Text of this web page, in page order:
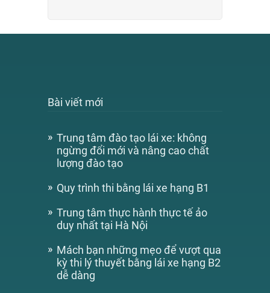
Bài viết mới
Trung tâm đào tạo lái xe: không
ngừng đổi mới và nâng cao chất
lượng đào tạo
Quy trình thi bằng lái xe hạng B1
Trung tâm thực hành thực tế ảo
duy nhất tại Hà Nội
Mách bạn những mẹo để vượt qua
kỳ thi lý thuyết bằng lái xe hạng B2
dễ dàng